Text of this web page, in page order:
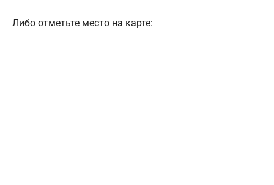
Либо отметьте место на карте: